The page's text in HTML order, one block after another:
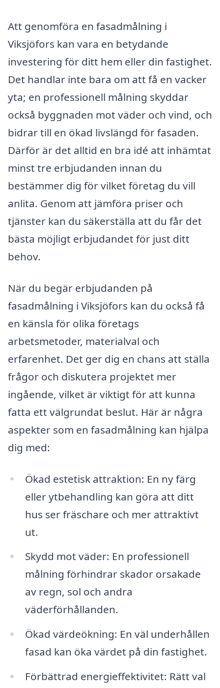
Att genomföra en fasadmålning i
Viksjöfors kan vara en betydande
investering för ditt hem eller din fastighet.
Det handlar inte bara om att få en vacker
yta; en professionell målning skyddar
också byggnaden mot väder och vind, och
bidrar till en ökad livslängd för fasaden.
Därför är det alltid en bra idé att inhämtat
minst tre erbjudanden innan du
bestämmer dig för vilket företag du vill
anlita. Genom att jämföra priser och
tjänster kan du säkerställa att du får det
bästa möjligt erbjudandet för just ditt
behov.
När du begär erbjudanden på
fasadmålning i Viksjöfors kan du också få
en känsla för olika företags
arbetsmetoder, materialval och
erfarenhet. Det ger dig en chans att ställa
frågor och diskutera projektet mer
ingående, vilket är viktigt för att kunna
fatta ett välgrundat beslut. Här är några
aspekter som en fasadmålning kan hjälpa
dig med:
Ökad estetisk attraktion: En ny färg
eller ytbehandling kan göra att ditt
hus ser fräschare och mer attraktivt
ut.
Skydd mot väder: En professionell
målning förhindrar skador orsakade
av regn, sol och andra
väderförhållanden.
Ökad värdeökning: En väl underhållen
fasad kan öka värdet på din fastighet.
Förbättrad energieffektivitet: Rätt val